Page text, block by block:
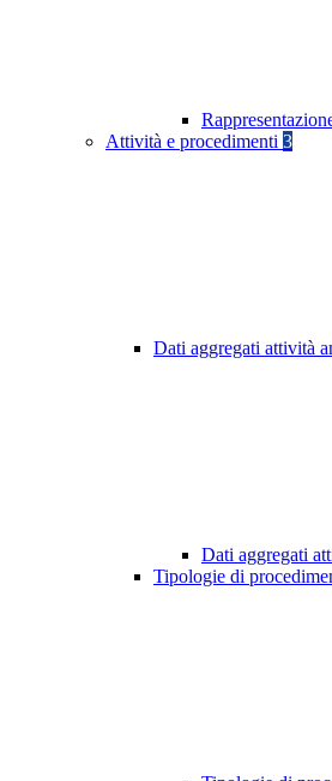
Attività e procedimenti 3
Dati aggregati attività
Dati aggregati
Tipologie di